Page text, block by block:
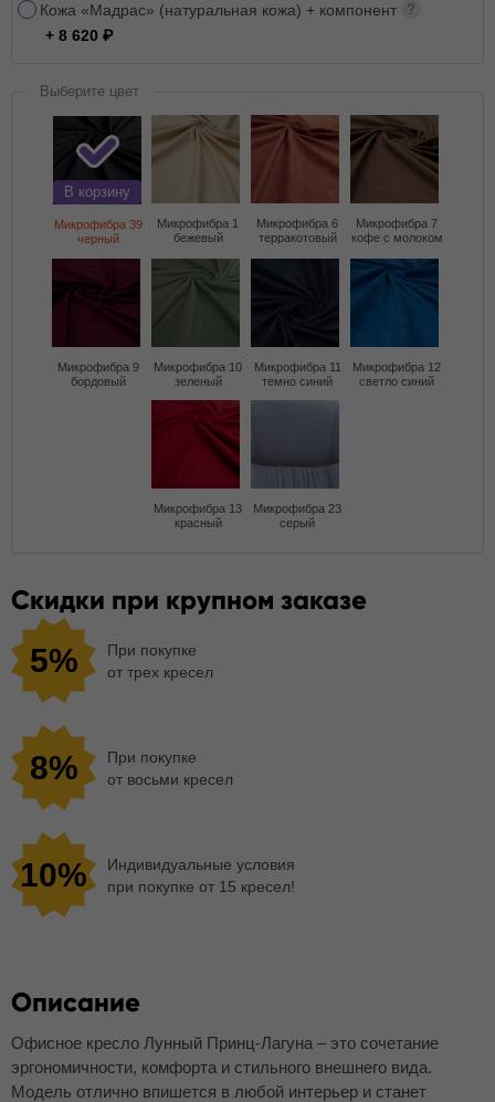
Кожа «Мадрас» (натуральная кожа) + компонент
+ 8 620
Выберите цвет
В корзину
Микрофибра 39
черный
Микрофибра 1
бежевый
Микрофибра 6
терракотовый
Микрофибра 7
кофе с молоком
Микрофибра 9
бордовый
Микрофибра 10
зеленый
Микрофибра 11
темно синий
Микрофибра 12
светло синий
Микрофибра 13
красный
Микрофибра 23
серый
Скидки при крупном заказе
5%
При покупке
от трех кресел
8%
При покупке
от восьми кресел
10%
Индивидуальные условия
при покупке от 15 кресел!
Описание
Офисное кресло Лунный Принц-Лагуна – это сочетание
эргономичности, комфорта и стильного внешнего вида.
Модель отлично впишется в любой интерьер и станет